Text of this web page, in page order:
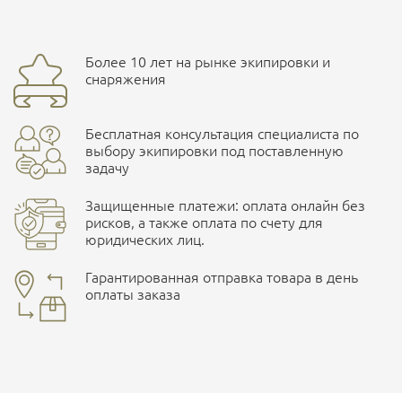
Доставка курьерской службой СДЭК -
Наличные при самовывозе
Страна производитель
Характеристики комплектаций
Размер 56-58, 52-54, 60-62
Ваш отзыв
улица Маяковского, 10
ПОДРОБНЕЕ О СКЛАДЕ
Более 10 лет на рынке экипировки и
снаряжения
Бесплатная консультация специалиста по
выбору экипировки под поставленную
задачу
Защищенные платежи: оплата онлайн без
рисков, а также оплата по счету для
юридических лиц.
Гарантированная отправка товара в день
оплаты заказа